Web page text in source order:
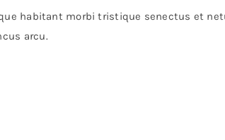
habitant morbi tristique senectus et
arcu.